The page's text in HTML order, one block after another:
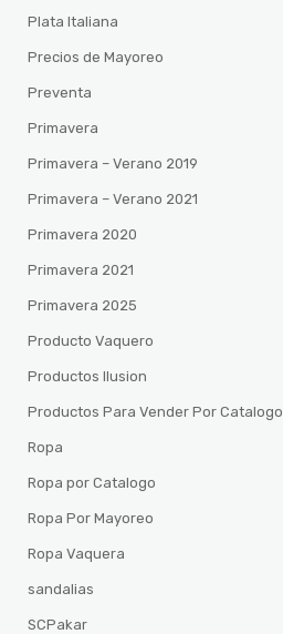
Plata Italiana
Precios de Mayoreo
Preventa
Primavera
Primavera – Verano 2019
Primavera – Verano 2021
Primavera 2020
Primavera 2021
Primavera 2025
Producto Vaquero
Productos Ilusion
Productos Para Vender Por Catalogo
Ropa
Ropa por Catalogo
Ropa Por Mayoreo
Ropa Vaquera
sandalias
SCPakar